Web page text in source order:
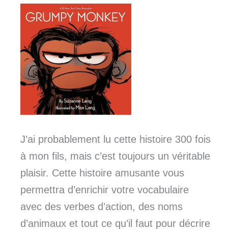
J’ai probablement lu cette histoire 300 fois
à mon fils, mais c’est toujours un véritable
plaisir. Cette histoire amusante vous
permettra d’enrichir votre vocabulaire
avec des verbes d’action, des noms
d’animaux et tout ce qu’il faut pour décrire